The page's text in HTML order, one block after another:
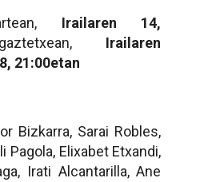
Irailaren 14,
Irailaren
21:00etan
Bizkarra, Sarai Robles,
Pagola, Elixabet Etxandi,
Irati Alcantarilla, Ane